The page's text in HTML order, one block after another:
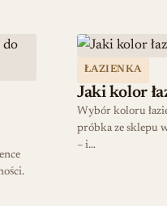
małej łazienki
ŁAZIENKA
Jaki kolor
Wybór koloru
próbka ze sklepu
– i…
Jaki kolor